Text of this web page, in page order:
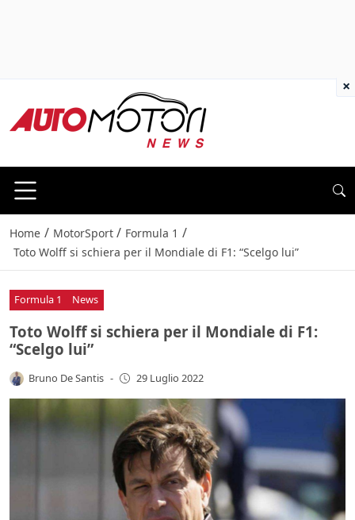
Home / MotorSport / Formula 1 /
Toto Wolff si schiera per il Mondiale di F1: “Scelgo lui”
Formula 1 News
Toto Wolff si schiera per il Mondiale di F1:
“Scelgo lui”
Bruno De Santis - 29 Luglio 2022
×